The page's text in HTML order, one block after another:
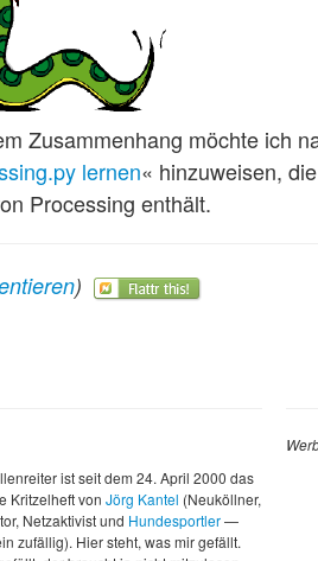
Zusammenhang möchte ich
lernen« hinzuweisen,
Processing enthält.
)
ist seit dem 24. April 2000 das
Kritzelheft von Jörg Kantel (Neuköllner,
Netzaktivist und Hundesportler—
zufällig). Hier steht, was mir gefällt.